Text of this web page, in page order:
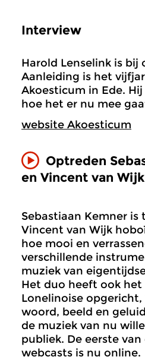
Interview
Harold Lenselink is bij
Aanleiding is het
Akoesticum in Ede.
hoe het er nu mee
website Akoesticum
Optreden
en Vincent van Wijk
Sebastiaan Kemner
Vincent van Wijk
hoe mooi en
verschillende
muziek van
Het duo heeft ook
Lonelinoise opgericht,
woord, beeld en
de muziek van nu
publiek. De eerste van
webcasts is nu online.